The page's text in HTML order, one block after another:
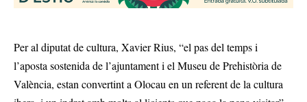
Per al diputat de cultura, Xavier Rius, “el pas del temps i
l’aposta sostenida de l’ajuntament i el Museu de Prehistòria de
València, estan convertint a Olocau en un referent de la cultura